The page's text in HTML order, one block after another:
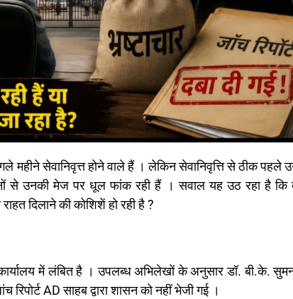
से उनकी मेज पर धूल फांक रही हैं । सवाल यह उठ रहा है कि
दिलाने की कोशिशें हो रही है ?
में लंबित है । उपलब्ध अभिलेखों के अनुसार डॉ. बी.के.
AD साहब द्वारा शासन को नहीं भेजी गई ।